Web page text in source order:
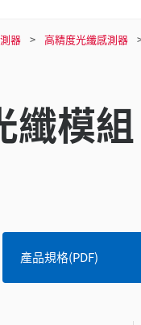
器 高精度光纖感測器
纖模組
產品規格(PDF)